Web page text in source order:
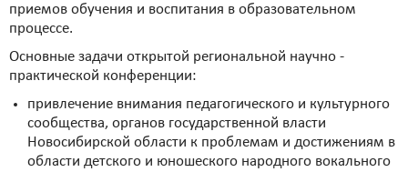
приемов обучения и воспитания в образовательном
процессе.
Основные задачи открытой региональной научно -
практической конференции:
привлечение внимания педагогического и культурного
сообщества, органов государственной власти
Новосибирской области к проблемам и достижениям в
области детского и юношеского народного вокального